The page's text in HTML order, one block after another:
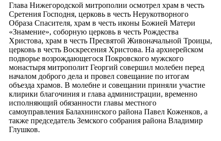
Глава Нижегородской митрополии осмотрел храм в честь
Сретения Господня, церковь в честь Нерукотворного
Образа Спасителя, храм в честь иконы Божией Матери
«Знамение», соборную церковь в честь Рождества
Христова, храм в честь Пресвятой Живоначальной Троицы,
церковь в честь Воскресения Христова. На архиерейском
подворье возрождающегося Покровского мужского
монастыря митрополит Георгий совершил молебен перед
началом доброго дела и провел совещание по итогам
объезда храмов. В молебне и совещании приняли участие
клирики благочиния и глава администрации, временно
исполняющий обязанности главы местного
самоуправления Балахнинского района Павел Коженков, а
также председатель Земского собрания района Владимир
Глушков.